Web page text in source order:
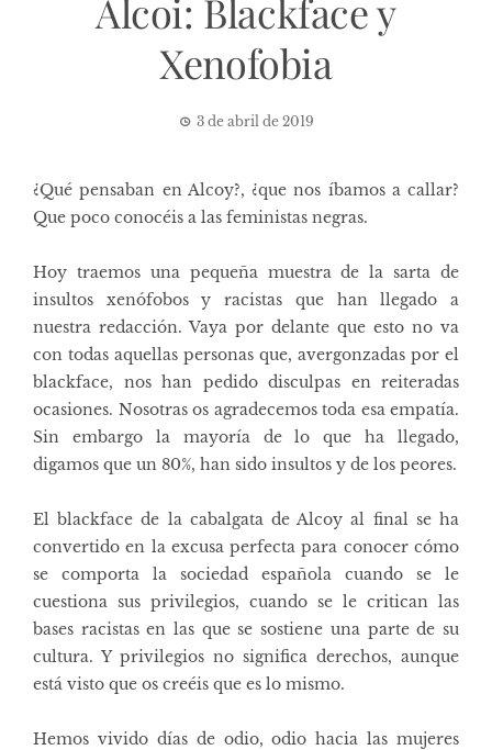
Alcoi: Blackface y
Xenofobia
3 de abril de 2019
¿Qué pensaban en Alcoy?, ¿que nos íbamos a callar?
Que poco conocéis a las feministas negras.
Hoy traemos una pequeña muestra de la sarta de
insultos xenófobos y racistas que han llegado a
nuestra redacción. Vaya por delante que esto no va
con todas aquellas personas que, avergonzadas por el
blackface, nos han pedido disculpas en reiteradas
ocasiones. Nosotras os agradecemos toda esa empatía.
Sin embargo la mayoría de lo que ha llegado,
digamos que un 80%, han sido insultos y de los peores.
El blackface de la cabalgata de Alcoy al final se ha
convertido en la excusa perfecta para conocer cómo
se comporta la sociedad española cuando se le
cuestiona sus privilegios, cuando se le critican las
bases racistas en las que se sostiene una parte de su
cultura. Y privilegios no significa derechos, aunque
está visto que os creéis que es lo mismo.
Hemos vivido días de odio, odio hacia las mujeres